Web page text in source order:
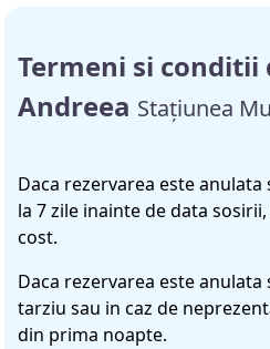
Termeni si conditii
Andreea Staţiunea
Daca rezervarea este
la 7 zile inainte de data
cost.
Daca rezervarea este
tarziu sau in caz de
din prima noapte.